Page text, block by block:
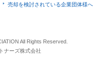
売却を検討されている企業団体様へ
All Rights Reserved.
ナーズ株式会社